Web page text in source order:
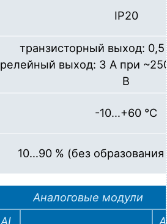
IP20
транзисторный выход:
релейный выход: 3 А при
В
-10…+60 °C
10…90 % (без
Аналоговые модули
AI